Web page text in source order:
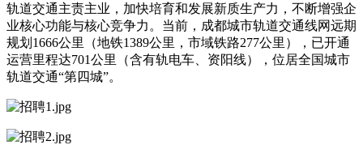
轨道交通主责主业，加快培育和发展新质生产力，不断增强企
业核心功能与核心竞争力。当前，成都城市轨道交通线网远期
规划1666公里（地铁1389公里，市域铁路277公里），已开通
运营里程达701公里（含有轨电车、资阳线），位居全国城市
轨道交通“第四城”。